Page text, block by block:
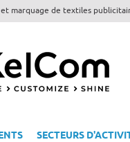
marquage de textiles
SECTEURS